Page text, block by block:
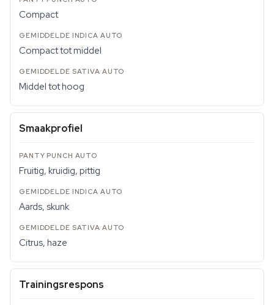
Compact
Compact tot middel
Middel tot hoog
Smaakprofiel
Fruitig, kruidig, pittig
Aards, skunk
Citrus, haze
Trainingsrespons